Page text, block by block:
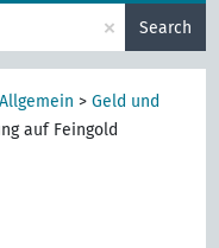
× Search
>Geld und
auf Feingold